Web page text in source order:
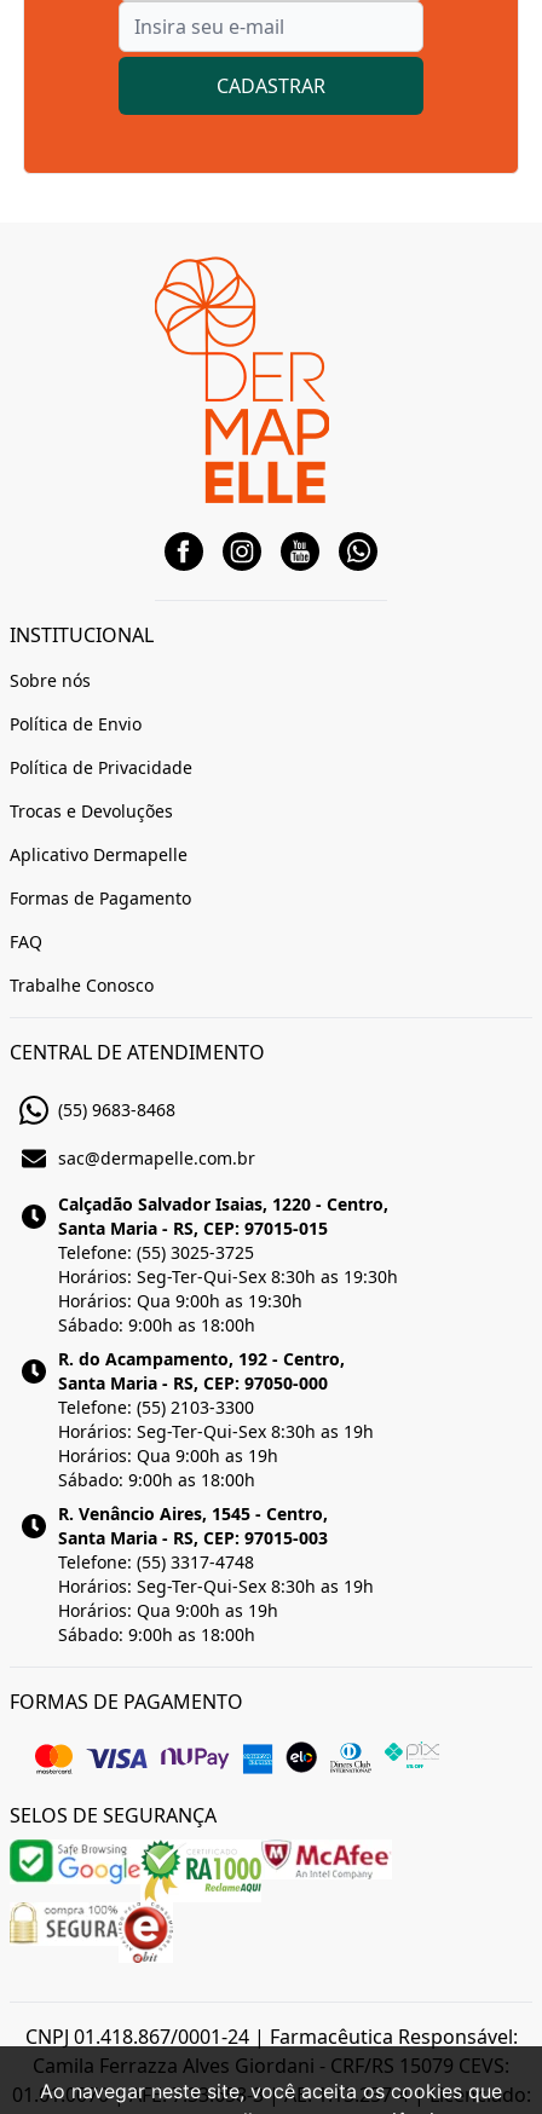
CADASTRAR
INSTITUCIONAL
Sobre nós
Política de Envio
Política de Privacidade
Trocas e Devoluções
Aplicativo Dermapelle
Formas de Pagamento
FAQ
Trabalhe Conosco
CENTRAL DE ATENDIMENTO
(55) 9683-8468
sac@dermapelle.com.br
Calçadão Salvador Isaias, 1220 - Centro,
Santa Maria - RS, CEP: 97015-015
Telefone: (55) 3025-3725
Horários: Seg-Ter-Qui-Sex 8:30h as 19:30h
Horários: Qua 9:00h as 19:30h
Sábado: 9:00h as 18:00h
R. do Acampamento, 192 - Centro,
Santa Maria - RS, CEP: 97050-000
Telefone: (55) 2103-3300
Horários: Seg-Ter-Qui-Sex 8:30h as 19h
Horários: Qua 9:00h as 19h
Sábado: 9:00h as 18:00h
R. Venâncio Aires, 1545 - Centro,
Santa Maria - RS, CEP: 97015-003
Telefone: (55) 3317-4748
Horários: Seg-Ter-Qui-Sex 8:30h as 19h
Horários: Qua 9:00h as 19h
Sábado: 9:00h as 18:00h
FORMAS DE PAGAMENTO
SELOS DE SEGURANÇA
CNPJ 01.418.867/0001-24 | Farmacêutica Responsável:
Camila Ferrazza Alves Giordani - CRF/RS 15079 CEVS:
01.01.0070 | AFE: 7.33.658-3 | AE: 1.13.257-4 | Licenciado:
Ao navegar neste site, você aceita os cookies que